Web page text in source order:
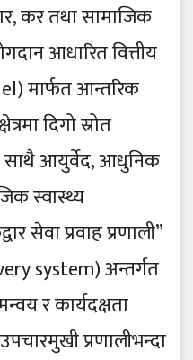
कर तथा सामाजिक
आधारित वित्तीय
मार्फत आन्तरिक
दिगो स्रोत
साथै आयुर्वेद, आधुनिक
स्वास्थ्य
सेवा प्रवाह प्रणाली”
system) अन्तर्गत
र कार्यदक्षता
प्रणालीभन्दा